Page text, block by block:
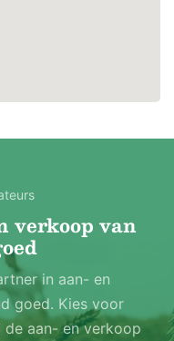
verkoop van
in aan- en
goed. Kies voor
aan- en verkoop